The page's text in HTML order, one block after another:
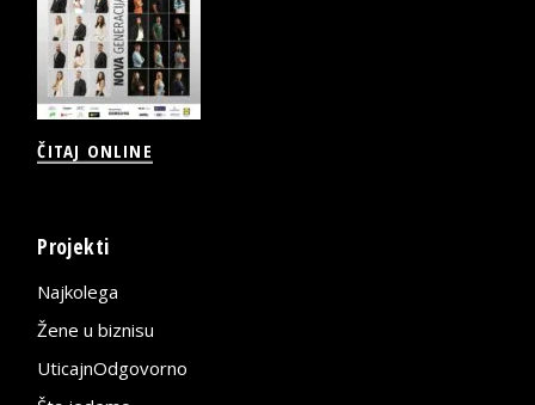
ČITAJ ONLINE
Projekti
Najkolega
Žene u biznisu
UticajnOdgovorno